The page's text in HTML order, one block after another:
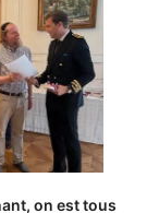
on est tous